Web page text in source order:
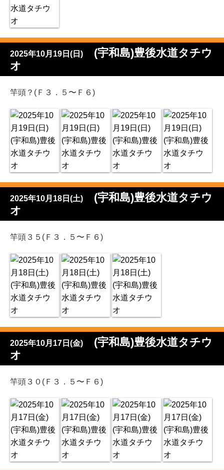
2025年10月19日(日)
(宇和島)豊後水道タチウ
オ
竿頭？(Ｆ３．５〜Ｆ６)
2025年10月18日(土)
(宇和島)豊後水道タチウ
オ
竿頭３５(Ｆ３．５〜Ｆ６)
2025年10月17日(金)
(宇和島)豊後水道タチウ
オ
竿頭３０(Ｆ３．５〜Ｆ６)